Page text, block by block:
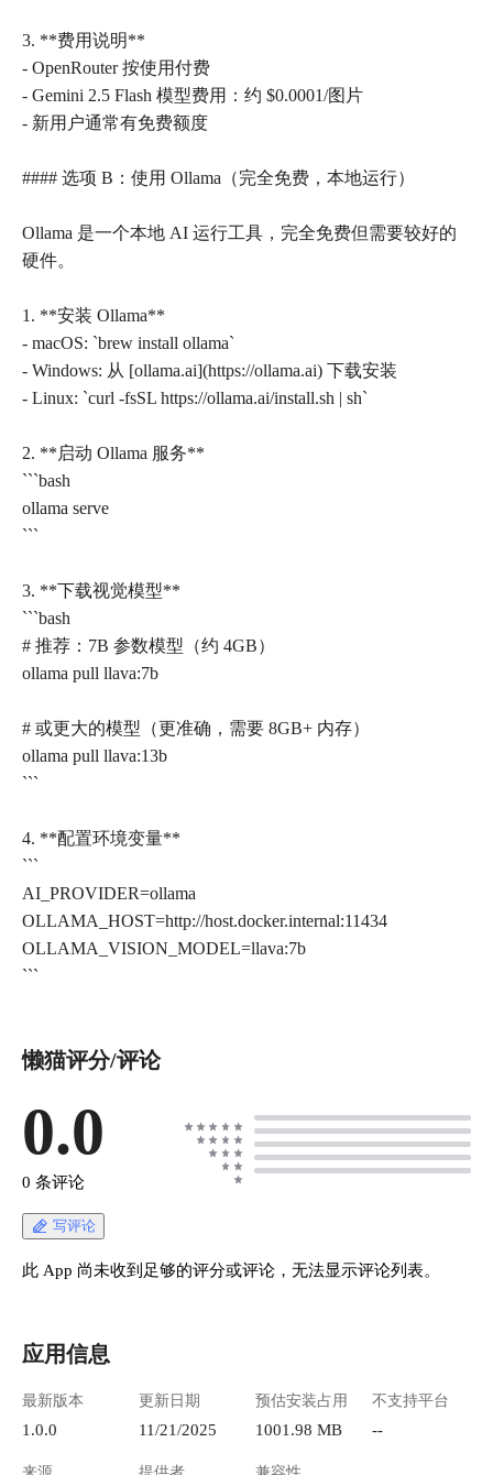
3. **费用说明**
- OpenRouter 按使用付费
- Gemini 2.5 Flash 模型费用：约 $0.0001/图片
- 新用户通常有免费额度
#### 选项 B：使用 Ollama（完全免费，本地运行）
Ollama 是一个本地 AI 运行工具，完全免费但需要较好的
硬件。
1. **安装 Ollama**
- macOS: `brew install ollama`
- Windows: 从 [ollama.ai](https://ollama.ai) 下载安装
- Linux: `curl -fsSL https://ollama.ai/install.sh | sh`
2. **启动 Ollama 服务**
```bash
ollama serve
```
3. **下载视觉模型**
```bash
# 推荐：7B 参数模型（约 4GB）
ollama pull llava:7b
# 或更大的模型（更准确，需要 8GB+ 内存）
ollama pull llava:13b
```
4. **配置环境变量**
```
AI_PROVIDER=ollama
OLLAMA_HOST=http://host.docker.internal:11434
OLLAMA_VISION_MODEL=llava:7b
```
懒猫评分/评论
0.0
0 条评论
写评论
此 App 尚未收到足够的评分或评论，无法显示评论列表。
应用信息
最新版本
1.0.0
更新日期
11/21/2025
预估安装占用
1001.98 MB
不支持平台
--